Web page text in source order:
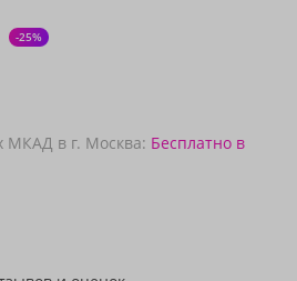
-25%
МКАД в г. Москва: Бесплатно в